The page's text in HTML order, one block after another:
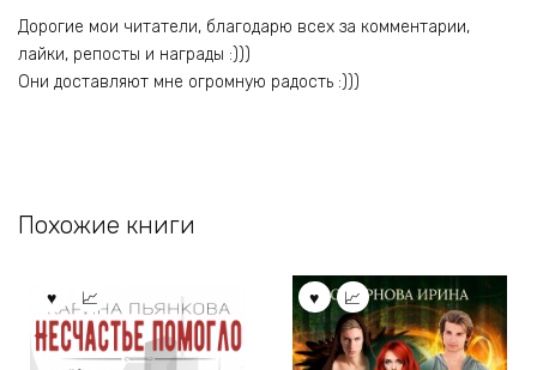
Дорогие мои читатели, благодарю всех за комментарии,
лайки, репосты и награды :)))
Они доставляют мне огромную радость :)))
Похожие книги